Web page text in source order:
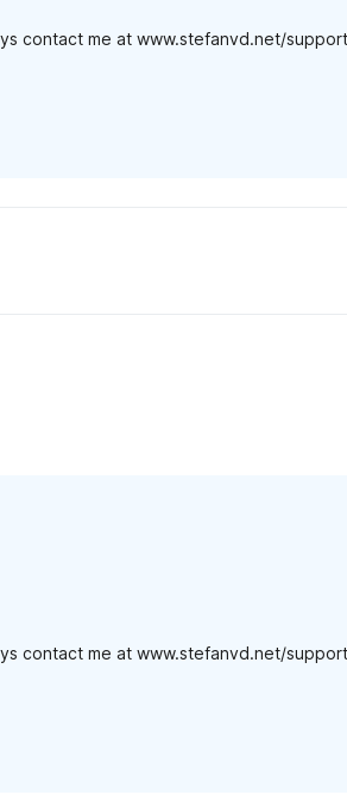
contact me at www.stefanvd.net/support
contact me at www.stefanvd.net/support